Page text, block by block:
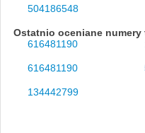
504186548
Ostatnio oceniane numery
616481190
616481190
134442799